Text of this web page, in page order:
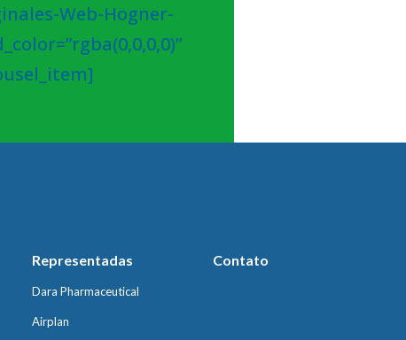
Web-Hogner-
Representadas
Dara Pharmaceutical
Airplan
Contato